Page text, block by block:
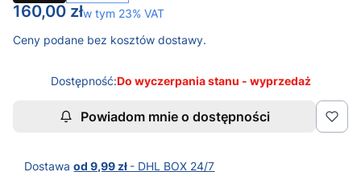
Cena
160,00 złw tym 23% VAT
w tym 23% VAT
Ceny podane bez kosztów dostawy.
Dostępność:Do wyczerpania stanu - wyprzedaż
Powiadom mnie o dostępności
Dostawaod 9,99 zł - DHL BOX 24/7